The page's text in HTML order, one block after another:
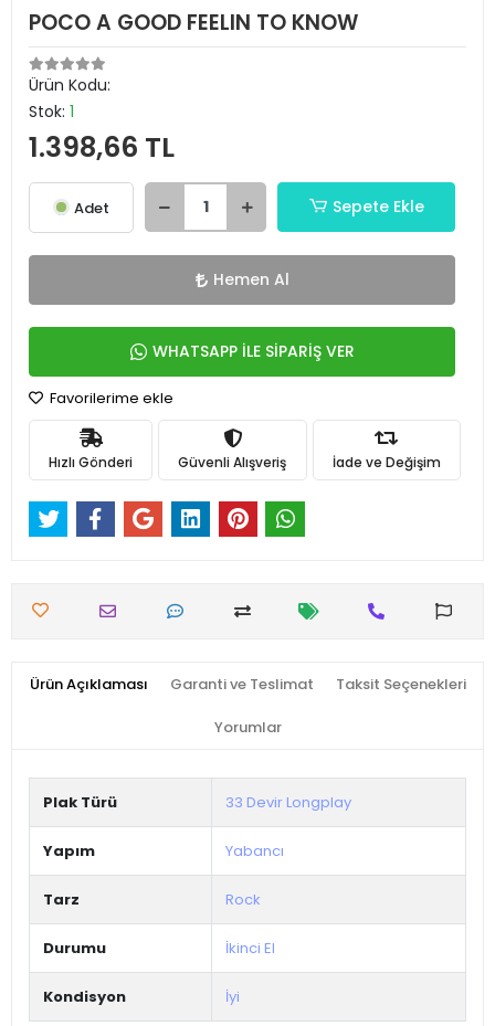
POCO A GOOD FEELIN TO KNOW
Ürün Kodu:
Stok: 1
1.398,66 TL
Adet Sepete Ekle
Hemen Al
WHATSAPP İLE SİPARİŞ VER
Favorilerime ekle
Hızlı Gönderi Güvenli Alışveriş İade ve Değişim
Ürün Açıklaması Garanti ve Teslimat Taksit Seçenekleri
Yorumlar
Plak Türü 33 Devir Longplay
Yapım Yabancı
Tarz Rock
Durumu İkinci El
Kondisyon İyi